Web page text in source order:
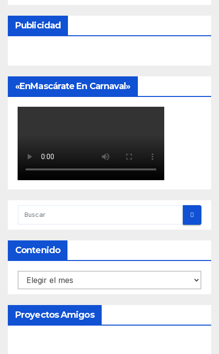
Publicidad
«EnMascárate En Carnaval»
Contenido
Contenido
Proyectos Amigos